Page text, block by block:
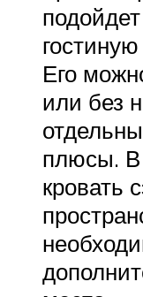
Его
или без
плюсы. В
кровать